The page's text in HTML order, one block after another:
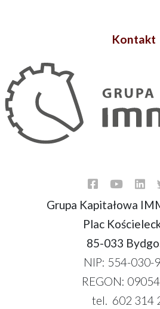
Kontakt
Grupa Kapitałowa
Plac
85-033
NIP: 554-030-
REGON:
tel. 602 314